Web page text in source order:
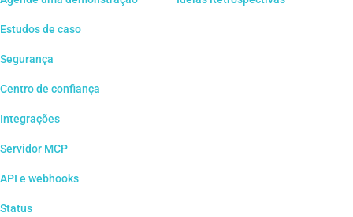
Estudos de caso
Segurança
Centro de confiança
Integrações
Servidor MCP
API e webhooks
Status